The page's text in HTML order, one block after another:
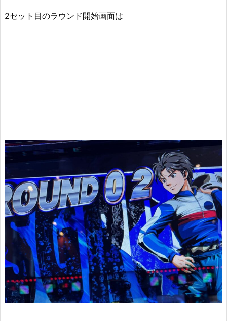
2セット目のラウンド開始画面は